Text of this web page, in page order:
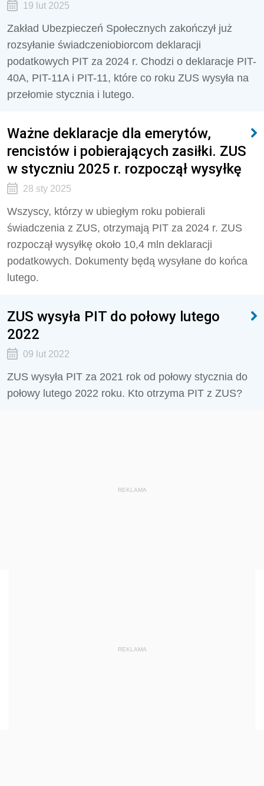
19 lut 2025
Zakład Ubezpieczeń Społecznych zakończył już
rozsyłanie świadczeniobiorcom deklaracji
podatkowych PIT za 2024 r. Chodzi o deklaracje PIT-
40A, PIT-11A i PIT-11, które co roku ZUS wysyła na
przełomie stycznia i lutego.
Ważne deklaracje dla emerytów,
rencistów i pobierających zasiłki. ZUS
w styczniu 2025 r. rozpoczął wysyłkę
28 sty 2025
Wszyscy, którzy w ubiegłym roku pobierali
świadczenia z ZUS, otrzymają PIT za 2024 r. ZUS
rozpoczął wysyłkę około 10,4 mln deklaracji
podatkowych. Dokumenty będą wysyłane do końca
lutego.
ZUS wysyła PIT do połowy lutego
2022
09 lut 2022
ZUS wysyła PIT za 2021 rok od połowy stycznia do
połowy lutego 2022 roku. Kto otrzyma PIT z ZUS?
REKLAMA
REKLAMA